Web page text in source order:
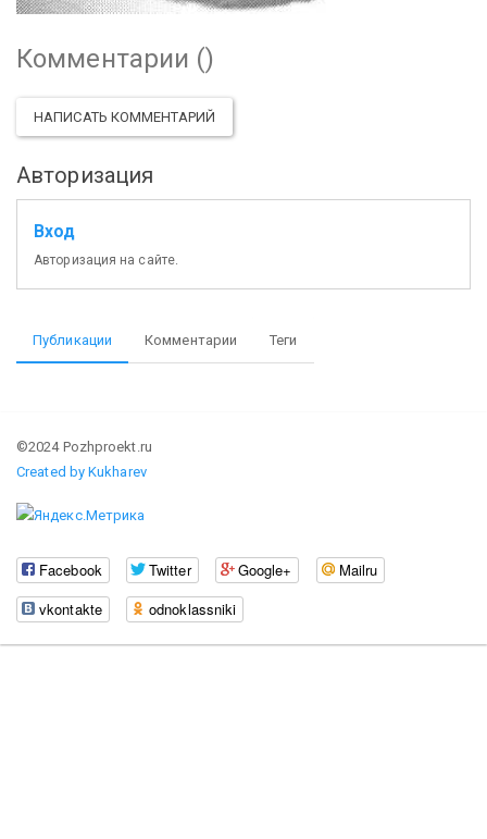
Комментарии ()
НАПИСАТЬ КОММЕНТАРИЙ
Авторизация
Вход
Авторизация на сайте.
Публикации Комментарии Теги
©2024 Pozhproekt.ru
Created by Kukharev
Facebook Twitter Google+
Mailru
vkontakte
odnoklassniki